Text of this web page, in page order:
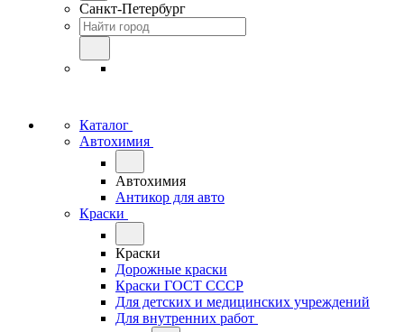
Санкт-Петербург
Каталог
Автохимия
Автохимия
Антикор для авто
Краски
Краски
Дорожные краски
Краски ГОСТ СССР
Для детских и медицинских учреждений
Для внутренних работ